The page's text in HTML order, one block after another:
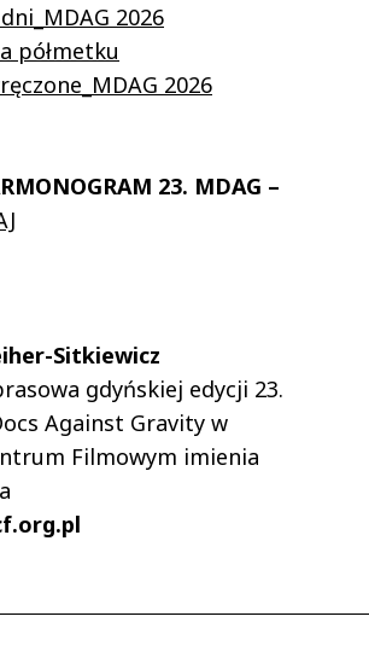
2026
półmetku
2026
23. MDAG –
Sitkiewicz
gdyńskiej edycji 23.
Against Gravity w
Filmowym imienia